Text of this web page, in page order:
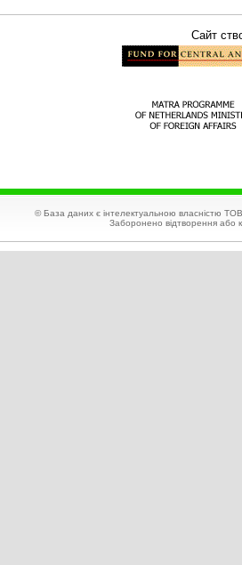
Сайт
© База даних є інтелектуальною власністю
Заборонено відтворення або